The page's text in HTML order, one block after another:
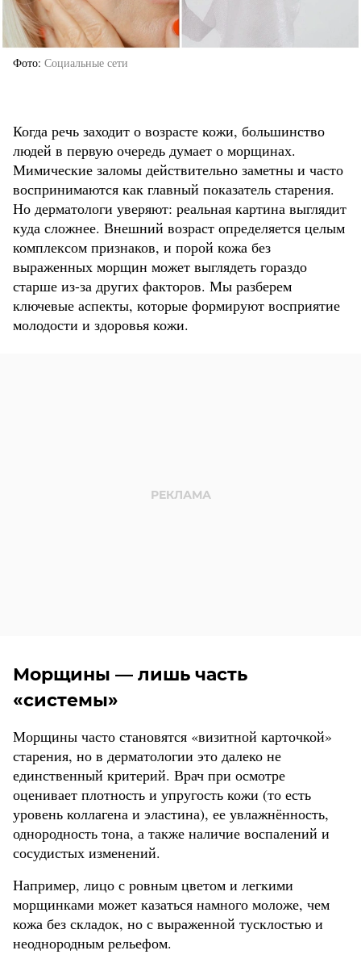
Фото Социальные сети
Когда речь заходит о возрасте кожи, большинство
людей в первую очередь думает о морщинах.
Мимические заломы действительно заметны и часто
воспринимаются как главный показатель старения.
Но дерматологи уверяют: реальная картина выглядит
куда сложнее. Внешний возраст определяется целым
комплексом признаков, и порой кожа без
выраженных морщин может выглядеть гораздо
старше из-за других факторов. Мы разберем
ключевые аспекты, которые формируют восприятие
молодости и здоровья кожи.
Морщины — лишь часть
«системы»
Морщины часто становятся «визитной карточкой»
старения, но в дерматологии это далеко не
единственный критерий. Врач при осмотре
оценивает плотность и упругость кожи (то есть
уровень коллагена и эластина), ее увлажнённость,
однородность тона, а также наличие воспалений и
сосудистых изменений.
Например, лицо с ровным цветом и легкими
морщинками может казаться намного моложе, чем
кожа без складок, но с выраженной тусклостью и
неоднородным рельефом.